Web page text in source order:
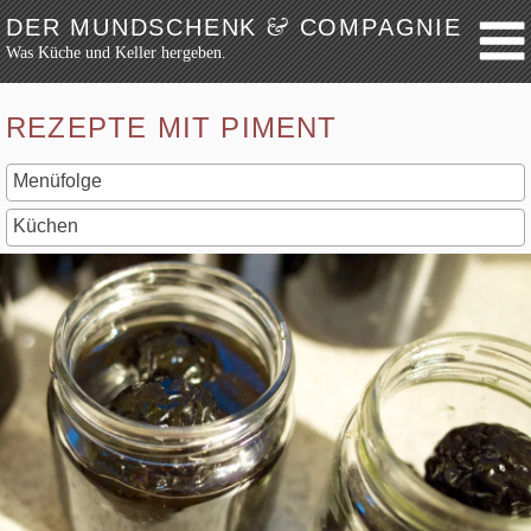
DER MUNDSCHENK&COMPAGNIE
Was Küche und Keller hergeben.
Weiter zum Inhalt
Festmahl
Küche
Keller
Lokalbesuch
Markttag
Hortikultur
Werkzeug
Bibliothek
Schaustücke
Potpourri
Rezepte
REZEPTE MIT PIMENT